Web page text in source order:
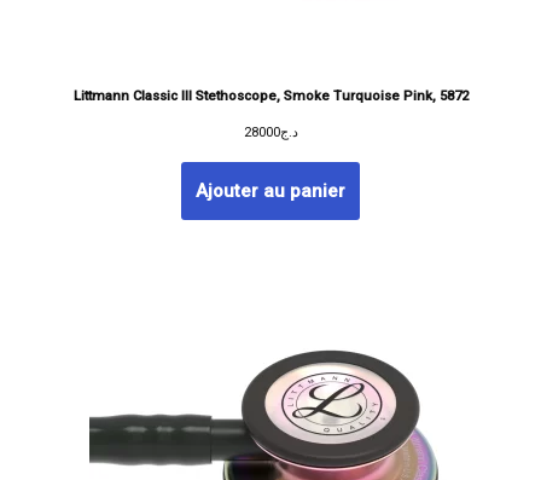
Littmann Classic III Stethoscope, Smoke Turquoise Pink, 5872
د.ج28000
Ajouter au panier